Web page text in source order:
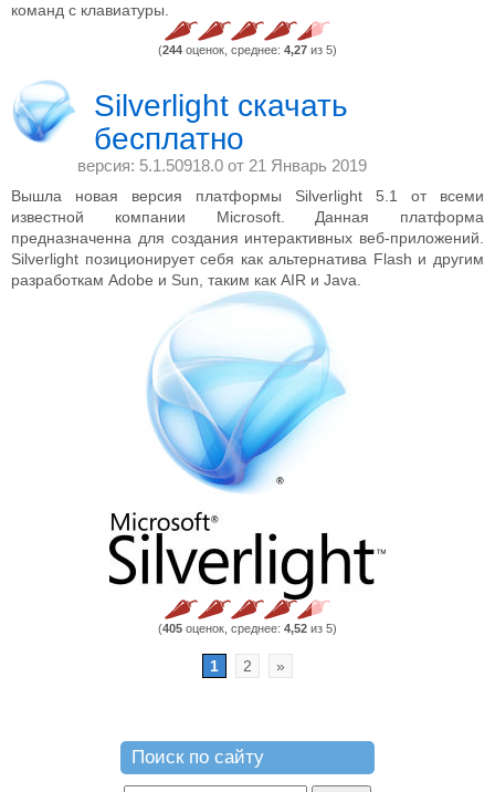
команд с клавиатуры.
(244 оценок, среднее: 4,27 из 5)
Silverlight скачать
бесплатно
версия: 5.1.50918.0 от 21 Январь 2019
Вышла новая версия платформы Silverlight 5.1 от всеми
известной компании Microsoft. Данная платформа
предназначенна для создания интерактивных веб-приложений.
Silverlight позиционирует себя как альтернатива Flash и другим
разработкам Adobe и Sun, таким как AIR и Java.
(405 оценок, среднее: 4,52 из 5)
1 2 »
Поиск по сайту